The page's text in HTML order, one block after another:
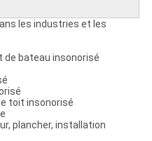
les industries et les
de bateau insonorisé
toit insonorisé
plancher, installation